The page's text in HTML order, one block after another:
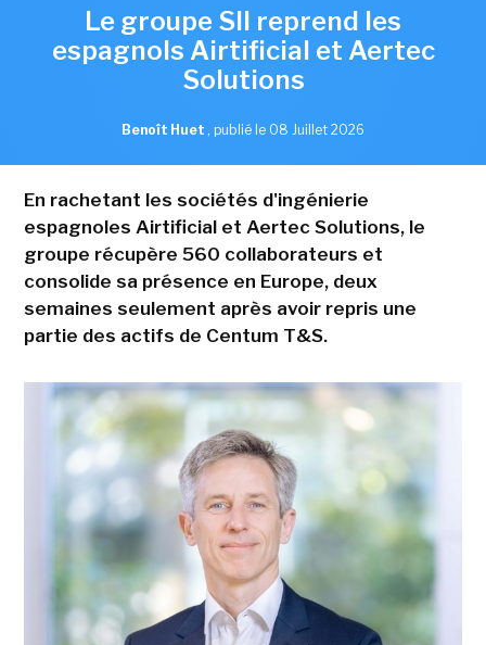
Le groupe SII reprend les
espagnols Airtificial et Aertec
Solutions
Benoît Huet , publié le 08 Juillet 2026
En rachetant les sociétés d'ingénierie
espagnoles Airtificial et Aertec Solutions, le
groupe récupère 560 collaborateurs et
consolide sa présence en Europe, deux
semaines seulement après avoir repris une
partie des actifs de Centum T&S.